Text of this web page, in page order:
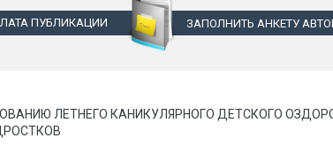
ПУБЛИКАЦИИ ЗАПОЛНИТЬ АНКЕТУ
ЛЕТНЕГО КАНИКУЛЯРНОГО ДЕТСКОГО